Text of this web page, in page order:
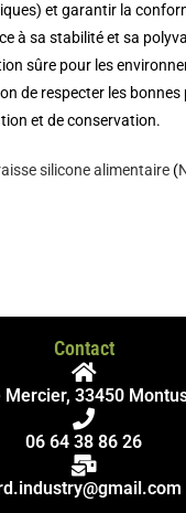
et garantir la
à sa stabilité et sa
sûre pour les
de respecter les
et de conservation.
silicone alimentaire (
Contact
Mercier, 33450
06 64 38 86 26